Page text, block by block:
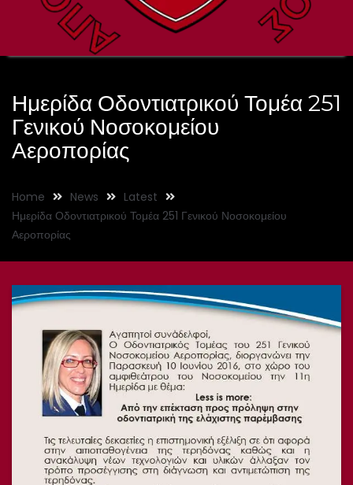
Ημερίδα Οδοντιατρικού Τομέα 251
Γενικού Νοσοκομείου
Αεροπορίας
Home News
Latest
Ημερίδα Οδοντιατρικού Τομέα 251 Γενικού Νοσοκομείου
Αεροπορίας